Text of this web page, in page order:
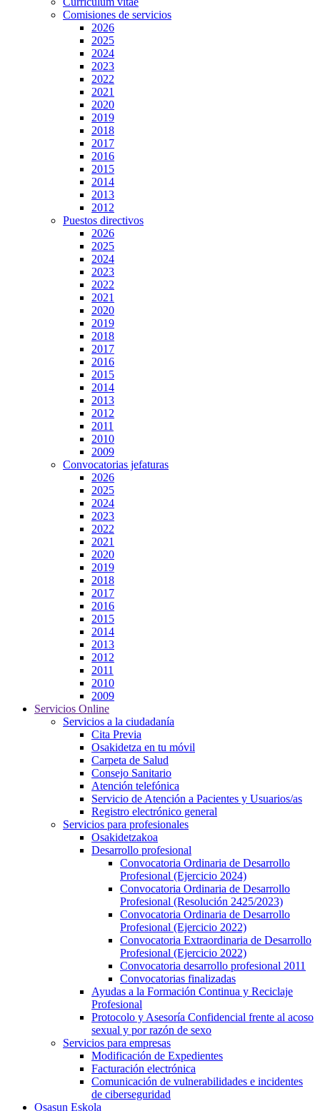
Comisiones de servicios
2026
2025
2024
2023
2022
2021
2020
2019
2018
2017
2016
2015
2014
2013
2012
Puestos directivos
2026
2025
2024
2023
2022
2021
2020
2019
2018
2017
2016
2015
2014
2013
2012
2011
2010
2009
Convocatorias jefaturas
2026
2025
2024
2023
2022
2021
2020
2019
2018
2017
2016
2015
2014
2013
2012
2011
2010
2009
Servicios Online
Servicios a la ciudadanía
Cita Previa
Osakidetza en tu móvil
Carpeta de Salud
Consejo Sanitario
Atención telefónica
Servicio de Atención a Pacientes y Usuarios/as
Registro electrónico general
Servicios para profesionales
Osakidetzakoa
Desarrollo profesional
Convocatoria Ordinaria de Desarrollo
Profesional (Ejercicio 2024)
Convocatoria Ordinaria de Desarrollo
Profesional (Resolución 2425/2023)
Convocatoria Ordinaria de Desarrollo
Profesional (Ejercicio 2022)
Convocatoria Extraordinaria de Desarrollo
Profesional (Ejercicio 2022)
Convocatoria desarrollo profesional 2011
Convocatorias finalizadas
Ayudas a la Formación Continua y Reciclaje
Profesional
Protocolo y Asesoría Confidencial frente al acoso
sexual y por razón de sexo
Servicios para empresas
Modificación de Expedientes
Facturación electrónica
Comunicación de vulnerabilidades e incidentes
de ciberseguridad
Osasun Eskola